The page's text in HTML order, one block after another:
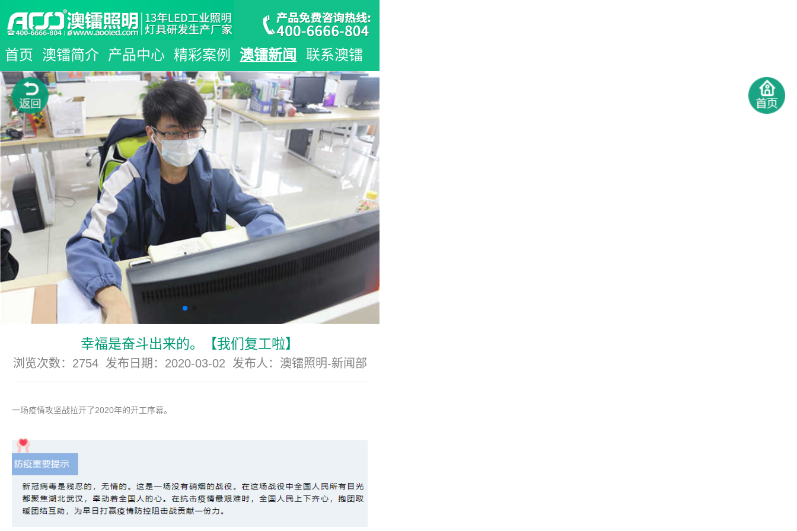
首页 澳镭简介 产品中心 精彩案例 澳镭新闻 联系澳镭
幸福是奋斗出来的。【我们复工啦】
浏览次数：2754 发布日期：2020-03-02 发布人：澳镭照明-新闻部
一场疫情攻坚战拉开了2020年的开工序幕。